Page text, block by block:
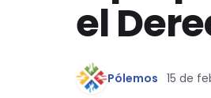
el
Pólemos 15 de